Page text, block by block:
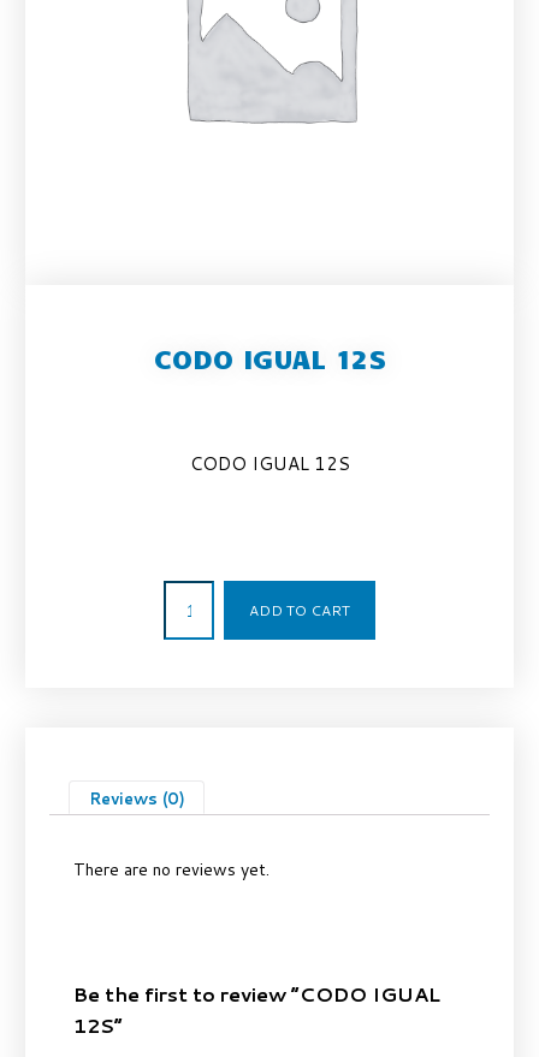
CODO IGUAL 12S
CODO IGUAL 12S
ADD TO CART
Reviews (0)
There are no reviews yet.
Be the first to review “CODO IGUAL
12S”